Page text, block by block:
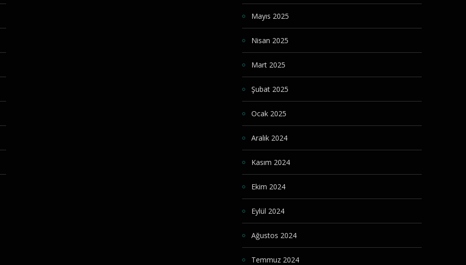
Mayıs 2025
Nisan 2025
Mart 2025
Şubat 2025
Ocak 2025
Aralık 2024
Kasım 2024
Ekim 2024
Eylül 2024
Ağustos 2024
Temmuz 2024